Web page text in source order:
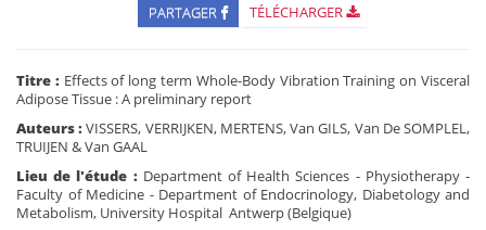
PARTAGER
TÉLÉCHARGER
Titre :Effects of long term Whole-Body Vibration Training on Visceral
Adipose Tissue : A preliminary report
Auteurs :VISSERS, VERRIJKEN, MERTENS, Van GILS, Van De SOMPLEL,
TRUIJEN & Van GAAL
Lieu de l'étude :Department of Health Sciences - Physiotherapy -
Faculty of Medicine - Department of Endocrinology, Diabetology and
Metabolism, University Hospital Antwerp (Belgique)